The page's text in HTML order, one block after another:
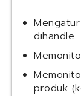
dihandle
produk